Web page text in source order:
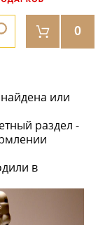
0
или
раздел -
в